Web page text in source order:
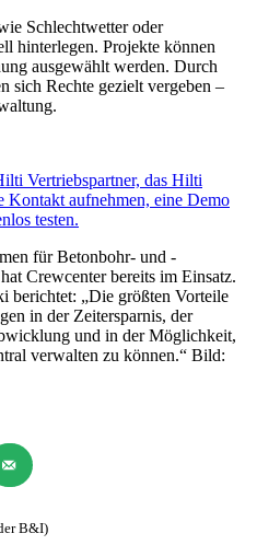
Schlechtwetter oder
hinterlegen. Projekte können
ausgewählt werden. Durch
sich Rechte gezielt vergeben –
Vertriebspartner, das Hilti
Kontakt aufnehmen, eine Demo
testen.
für Betonbohr- und -
Crewcenter bereits im Einsatz.
berichtet: „Die größten Vorteile
in der Zeitersparnis, der
und in der Möglichkeit,
verwalten zu können.“ Bild:
B&I)